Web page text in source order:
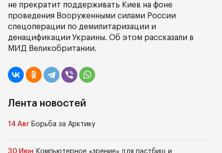
не прекратит поддерживать Киев на фоне
проведения Вооруженными силами России
спецоперации по демилитаризации и
денацификации Украины. Об этом рассказали в
МИД Великобритании.
Лента новостей
14 Авг Борьба за Арктику
30 Июн Компьютерное «зрение» для пастбищ и